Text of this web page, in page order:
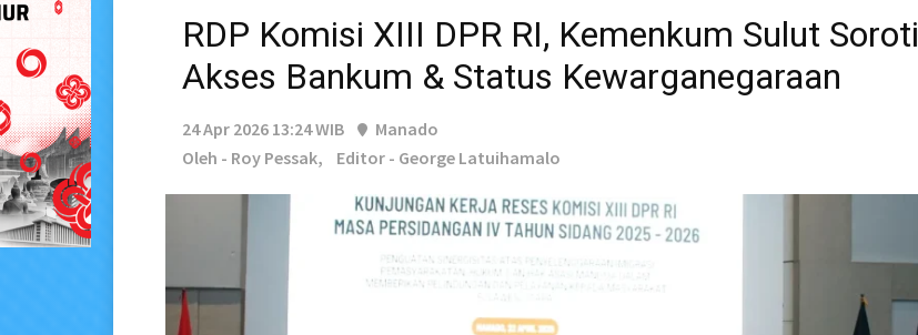
RDP Komisi XIII DPR RI, Kemenkum Sulut Soroti
Akses Bankum & Status Kewarganegaraan
24 Apr 2026 13:24 WIB
Manado
Oleh - Roy Pessak,
Editor - George Latuihamalo